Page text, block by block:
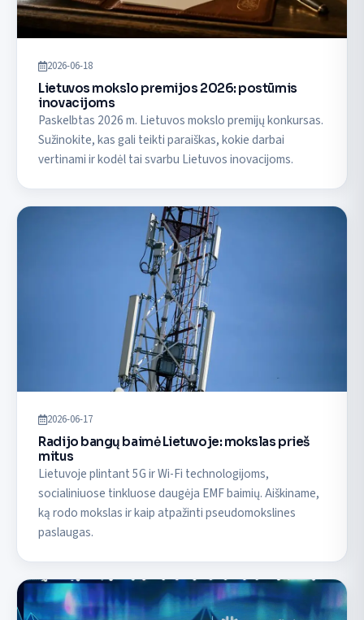
2026-06-18
Lietuvos mokslo premijos 2026: postūmis
inovacijoms
Paskelbtas 2026 m. Lietuvos mokslo premijų konkursas.
Sužinokite, kas gali teikti paraiškas, kokie darbai
vertinami ir kodėl tai svarbu Lietuvos inovacijoms.
2026-06-17
Radijo bangų baimė Lietuvoje: mokslas prieš
mitus
Lietuvoje plintant 5G ir Wi-Fi technologijoms,
socialiniuose tinkluose daugėja EMF baimių. Aiškiname,
ką rodo mokslas ir kaip atpažinti pseudomokslines
paslaugas.